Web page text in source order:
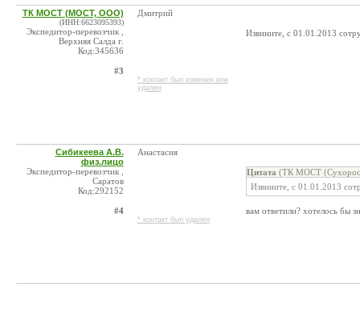
ТК МОСТ (МОСТ, ООО)
(ИНН:6623095393)
Экспедитор-перевозчик ,
Верхняя Салда г.
Код:345636
#3
Дмитрий
* контакт был изменен или
удален
Извините, с 01.01.2013
Сибикеева А.В.
физ.лицо
Экспедитор-перевозчик ,
Саратов
Код:292152
#4
Анастасия
* контакт был удален
Цитата (ТК МОСТ
Извините, с 01.01.2013
вам ответили? хотелось бы